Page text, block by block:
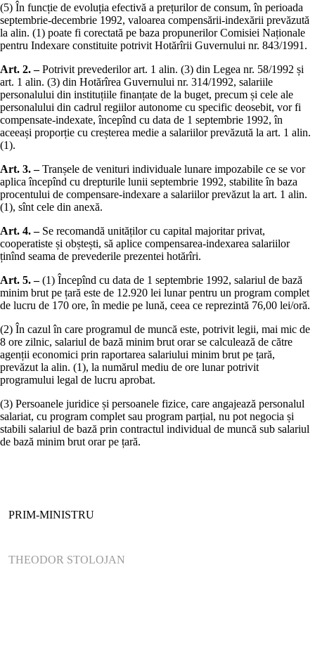
(5) În funcție de evoluția efectivă a prețurilor de consum, în perioada
septembrie-decembrie 1992, valoarea compensării-indexării prevăzută
la alin. (1) poate fi corectată pe baza propunerilor Comisiei Naționale
pentru Indexare constituite potrivit Hotărîrii Guvernului nr. 843/1991.
Art. 2. –Potrivit prevederilor art. 1 alin. (3) din Legea nr. 58/1992 și
art. 1 alin. (3) din Hotărîrea Guvernului nr. 314/1992, salariile
personalului din instituțiile finanțate de la buget, precum și cele ale
personalului din cadrul regiilor autonome cu specific deosebit, vor fi
compensate-indexate, începînd cu data de 1 septembrie 1992, în
aceeași proporție cu creșterea medie a salariilor prevăzută la art. 1 alin.
(1).
Art. 3. –Tranșele de venituri individuale lunare impozabile ce se vor
aplica începînd cu drepturile lunii septembrie 1992, stabilite în baza
procentului de compensare-indexare a salariilor prevăzut la art. 1 alin.
(1), sînt cele din anexă.
Art. 4. –Se recomandă unităților cu capital majoritar privat,
cooperatiste și obștești, să aplice compensarea-indexarea salariilor
ținînd seama de prevederile prezentei hotărîri.
Art. 5. –(1) Începînd cu data de 1 septembrie 1992, salariul de bază
minim brut pe țară este de 12.920 lei lunar pentru un program complet
de lucru de 170 ore, în medie pe lună, ceea ce reprezintă 76,00 lei/oră.
(2) În cazul în care programul de muncă este, potrivit legii, mai mic de
8 ore zilnic, salariul de bază minim brut orar se calculează de către
agenții economici prin raportarea salariului minim brut pe țară,
prevăzut la alin. (1), la numărul mediu de ore lunar potrivit
programului legal de lucru aprobat.
(3) Persoanele juridice și persoanele fizice, care angajează personalul
salariat, cu program complet sau program parțial, nu pot negocia și
stabili salariul de bază prin contractul individual de muncă sub salariul
de bază minim brut orar pe țară.
PRIM-MINISTRU
THEODOR STOLOJAN